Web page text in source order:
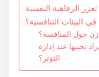
الرفاهية النفسية
في البيئات التنافسية؟
حول المنافسة؟
تجنبها عند إدارة
التوتر؟